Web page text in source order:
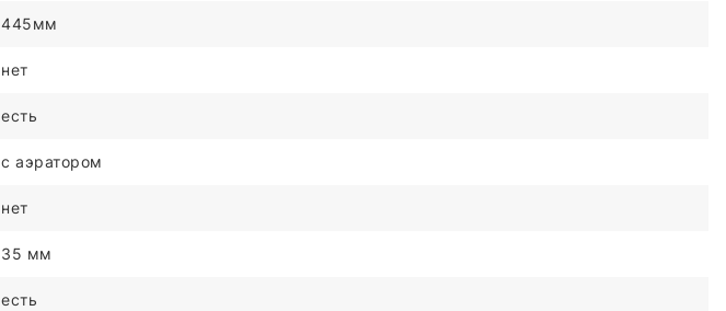
445мм
нет
есть
с аэратором
нет
35 мм
есть